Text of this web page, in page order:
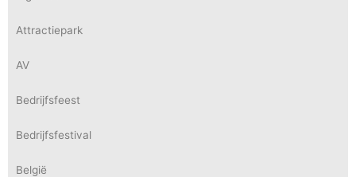
Attractiepark
AV
Bedrijfsfeest
Bedrijfsfestival
België